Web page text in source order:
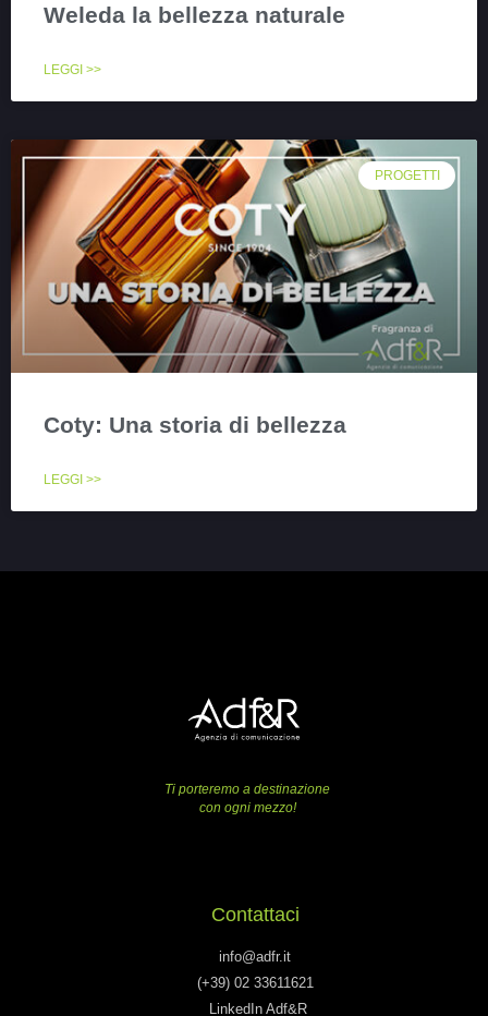
Weleda la bellezza naturale
LEGGI >>
PROGETTI
Coty: Una storia di bellezza
LEGGI >>
Ti porteremo a destinazione
con ogni mezzo!
Contattaci
info@adfr.it
(+39) 02 33611621
LinkedIn Adf&R